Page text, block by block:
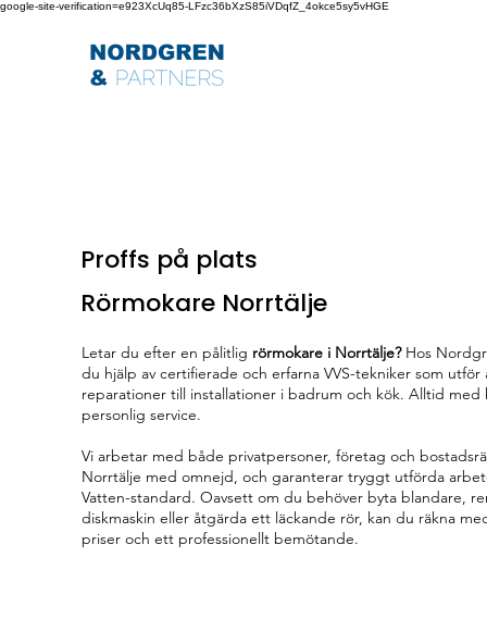
google-site-verification=e923XcUq85-LFzc36bXzS85iVDqfZ_4okce5sy5vHGE
Proffs på plats
Rörmokare Norrtälje
Letar du efter en pålitlig rörmokare i Norrtälje? Hos
du hjälp av certifierade och erfarna VVS-tekniker som utför
reparationer till installationer i badrum och kök. Alltid med
personlig service.
Vi arbetar med både privatpersoner, företag och
Norrtälje med omnejd, och garanterar tryggt utförda
Vatten-standard. Oavsett om du behöver byta blandare,
diskmaskin eller åtgärda ett läckande rör, kan du räkna
priser och ett professionellt bemötande.